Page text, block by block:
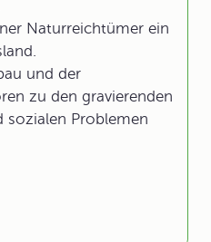
Naturreichtümer ein
und der
zu den gravierenden
Problemen